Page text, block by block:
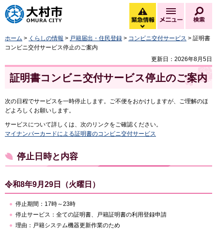
大村市
緊急情報
緊急情報を開く
メニュー
ホーム > くらしの情報 > 戸籍届出・住民登録 > コンビニ交付サービス > 証明書
コンビニ交付サービス停止のご案内
更新日：2026年8月5日
証明書コンビニ交付サービス停止のご案内
次の日程でサービスを一時停止します。ご不便をおかけしますが、ご理解のほ
どよろしくお願いします。
サービスについて詳しくは、次のリンクをご確認ください。
マイナンバーカードによる証明書のコンビニ交付サービス
停止日時と内容
令和8年9月29日（火曜日）
停止期間：17時～23時
停止サービス：全ての証明書、戸籍証明書の利用登録申請
理由：戸籍システム機器更新作業のため